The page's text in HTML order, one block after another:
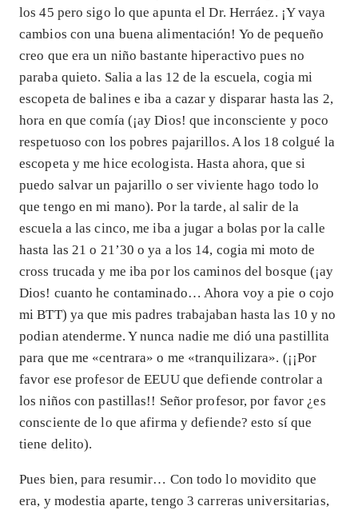
los 45 pero sigo lo que apunta el Dr. Herráez. ¡Y vaya
cambios con una buena alimentación! Yo de pequeño
creo que era un niño bastante hiperactivo pues no
paraba quieto. Salia a las 12 de la escuela, cogia mi
escopeta de balines e iba a cazar y disparar hasta las 2,
hora en que comía (¡ay Dios! que inconsciente y poco
respetuoso con los pobres pajarillos. A los 18 colgué la
escopeta y me hice ecologista. Hasta ahora, que si
puedo salvar un pajarillo o ser viviente hago todo lo
que tengo en mi mano). Por la tarde, al salir de la
escuela a las cinco, me iba a jugar a bolas por la calle
hasta las 21 o 21’30 o ya a los 14, cogia mi moto de
cross trucada y me iba por los caminos del bosque (¡ay
Dios! cuanto he contaminado… Ahora voy a pie o cojo
mi BTT) ya que mis padres trabajaban hasta las 10 y no
podian atenderme. Y nunca nadie me dió una pastillita
para que me «centrara» o me «tranquilizara». (¡¡Por
favor ese profesor de EEUU que defiende controlar a
los niños con pastillas!! Señor profesor, por favor ¿es
consciente de lo que afirma y defiende? esto sí que
tiene delito).
Pues bien, para resumir… Con todo lo movidito que
era, y modestia aparte, tengo 3 carreras universitarias,